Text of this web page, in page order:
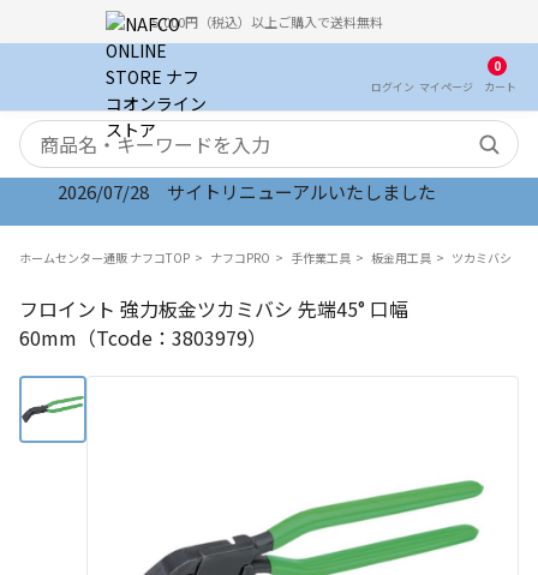
5,000円（税込）以上ご購入で送料無料
ログイン マイ ページ
0
カート
検索キーワード
2026/07/28 サイトリニューアルいたしました
ホームセンター通販 ナフコTOP ナフコPRO 手作業工具 板金用工具 ツカミバシ
フロイント 強力板金ツカミバシ 先端45° 口幅
60mm（Tcode：3803979）